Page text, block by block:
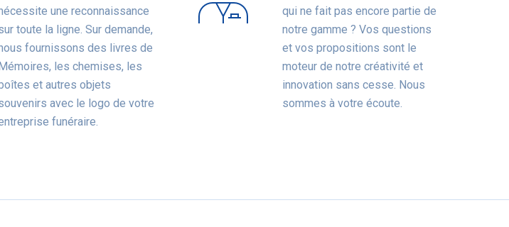
une reconnaissance
toute la ligne. Sur demande,
fournissons des livres de
les chemises, les
et autres objets
avec le logo de votre
funéraire.
qui ne fait pas encore partie de
notre gamme ? Vos questions
et vos propositions sont le
moteur de notre créativité et
innovation sans cesse. Nous
sommes à votre écoute.